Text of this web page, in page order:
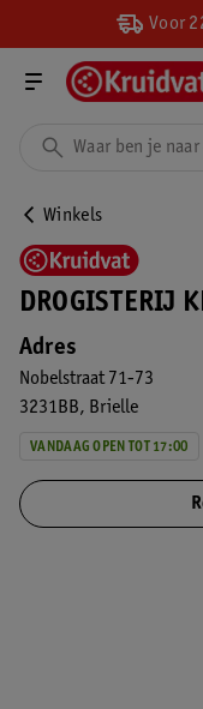
Voor
Winkels
DROGISTERIJ
Adres
Nobelstraat 71-73
3231BB
Brielle
VANDAAG OPEN TOT 17:00